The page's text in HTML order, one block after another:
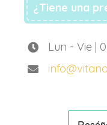
¿Tiene una
Lun - Vie |